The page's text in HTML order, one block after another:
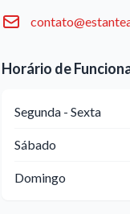
Horário de
Segunda - Sexta
Sábado
Domingo